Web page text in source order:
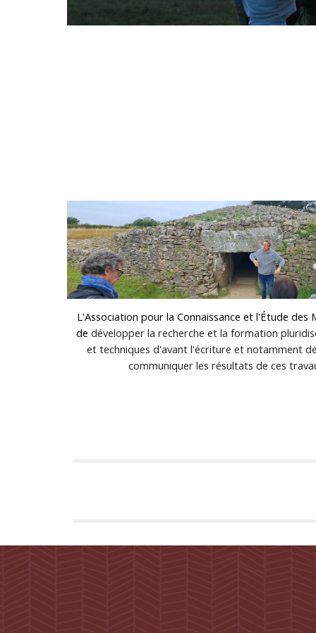
L'Association pour la Connaissance et l'Étude des
de développer la recherche et la formation
et techniques d'avant l'écriture et notamment
communiquer les résultats de ces